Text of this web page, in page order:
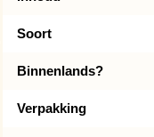
Soort
Binnenlands?
Verpakking